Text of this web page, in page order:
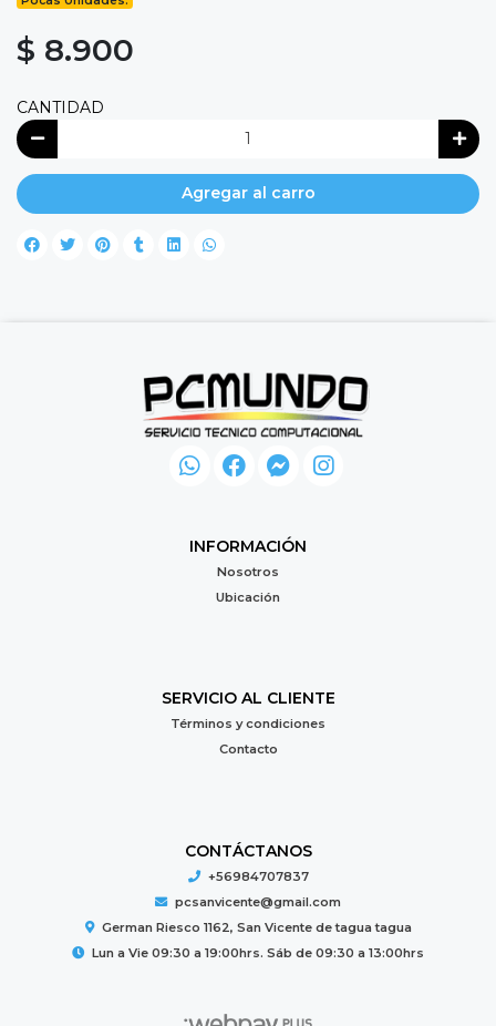
$ 8.900
CANTIDAD
Agregar al carro
INFORMACIÓN
Nosotros
Ubicación
SERVICIO AL CLIENTE
Términos y condiciones
Contacto
CONTÁCTANOS
+56984707837
pcsanvicente@gmail.com
German Riesco 1162, San Vicente de tagua tagua
Lun a Vie 09:30 a 19:00hrs. Sáb de 09:30 a 13:00hrs